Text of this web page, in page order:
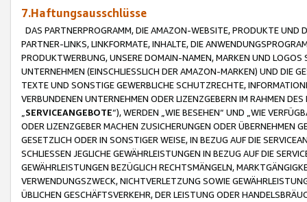
7.Haftungsausschlüsse
DAS PARTNERPROGRAMM, DIE AMAZON-WEBSITE, PRODUKTE UND
PARTNER-LINKS, LINKFORMATE, INHALTE, DIE
PRODUKTWERBUNG, UNSERE DOMAIN-NAMEN, MARKEN UND
UNTERNEHMEN (EINSCHLIESSLICH DER AMAZON-MARKEN) UND DIE
TEXTE UND SONSTIGE GEWERBLICHE SCHUTZRECHTE,
VERBUNDENEN UNTERNEHMEN ODER LIZENZGEBERN IM RAHMEN
SERVICEANGEBOTE“), WERDEN „WIE BESEHEN“ UND „WIE
ODER LIZENZGEBER MACHEN ZUSICHERUNGEN ODER ÜBERNEHMEN
GESETZLICH ODER IN SONSTIGER WEISE, IN BEZUG AUF DIE
SCHLIESSEN JEGLICHE GEWÄHRLEISTUNGEN IN BEZUG AUF DIE
GEWÄHRLEISTUNGEN BEZÜGLICH RECHTSMÄNGELN,
VERWENDUNGSZWECK, NICHTVERLETZUNG SOWIE
ÜBLICHEN GESCHÄFTSVERKEHR, DER LEISTUNG ODER